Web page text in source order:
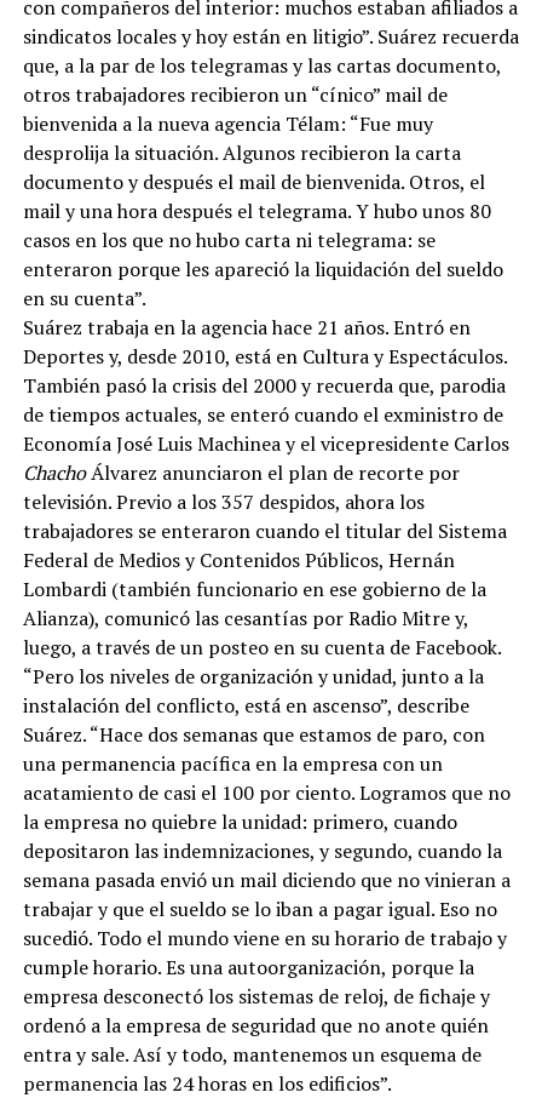
con compañeros del interior: muchos estaban afiliados a
sindicatos locales y hoy están en litigio”. Suárez recuerda
que, a la par de los telegramas y las cartas documento,
otros trabajadores recibieron un “cínico” mail de
bienvenida a la nueva agencia Télam: “Fue muy
desprolija la situación. Algunos recibieron la carta
documento y después el mail de bienvenida. Otros, el
mail y una hora después el telegrama. Y hubo unos 80
casos en los que no hubo carta ni telegrama: se
enteraron porque les apareció la liquidación del sueldo
en su cuenta”.
Suárez trabaja en la agencia hace 21 años. Entró en
Deportes y, desde 2010, está en Cultura y Espectáculos.
También pasó la crisis del 2000 y recuerda que, parodia
de tiempos actuales, se enteró cuando el exministro de
Economía José Luis Machinea y el vicepresidente Carlos
ChachoÁlvarez anunciaron el plan de recorte por
televisión. Previo a los 357 despidos, ahora los
trabajadores se enteraron cuando el titular del Sistema
Federal de Medios y Contenidos Públicos, Hernán
Lombardi (también funcionario en ese gobierno de la
Alianza), comunicó las cesantías por Radio Mitre y,
luego, a través de un posteo en su cuenta de Facebook.
“Pero los niveles de organización y unidad, junto a la
instalación del conflicto, está en ascenso”, describe
Suárez. “Hace dos semanas que estamos de paro, con
una permanencia pacífica en la empresa con un
acatamiento de casi el 100 por ciento. Logramos que no
la empresa no quiebre la unidad: primero, cuando
depositaron las indemnizaciones, y segundo, cuando la
semana pasada envió un mail diciendo que no vinieran a
trabajar y que el sueldo se lo iban a pagar igual. Eso no
sucedió. Todo el mundo viene en su horario de trabajo y
cumple horario. Es una autoorganización, porque la
empresa desconectó los sistemas de reloj, de fichaje y
ordenó a la empresa de seguridad que no anote quién
entra y sale. Así y todo, mantenemos un esquema de
permanencia las 24 horas en los edificios”.